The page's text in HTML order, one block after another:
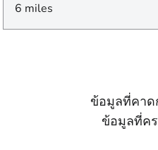
6 miles
ข้อมูลที่คา
ข้อมูลที่ค